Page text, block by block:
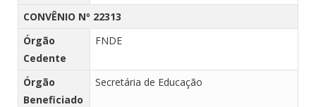
CONVÊNIO Nº 22313
Órgão
Cedente
FNDE
Órgão
Beneficiado
Secretária de Educação